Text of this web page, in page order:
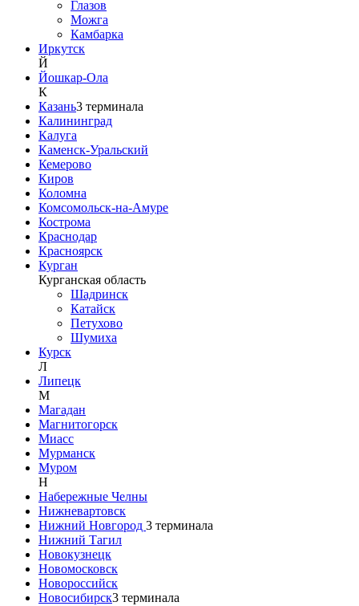
Глазов
Можга
Камбарка
Иркутск
Й
Йошкар-Ола
К
Казань3 терминала
Калининград
Калуга
Каменск-Уральский
Кемерово
Киров
Коломна
Комсомольск-на-Амуре
Кострома
Краснодар
Красноярск
Курган
Курганская область
Шадринск
Катайск
Петухово
Шумиха
Курск
Л
Липецк
М
Магадан
Магнитогорск
Миасс
Мурманск
Муром
Н
Набережные Челны
Нижневартовск
Нижний Новгород 3 терминала
Нижний Тагил
Новокузнецк
Новомосковск
Новороссийск
Новосибирск3 терминала